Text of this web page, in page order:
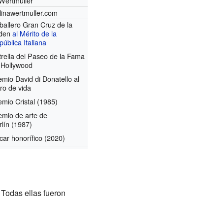
Gran Cruz de la
al Mérito de la
Italiana
del Paseo de la Fama
David di Donatello al
de vida
Cristal (1985)
de arte de
(1987)
honorífico (2020)
ellas fueron